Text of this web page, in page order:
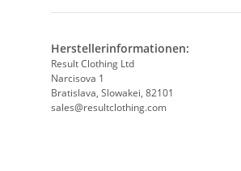
Herstellerinformationen:
Result Clothing Ltd
Narcisova 1
Bratislava, Slowakei, 82101
sales@resultclothing.com